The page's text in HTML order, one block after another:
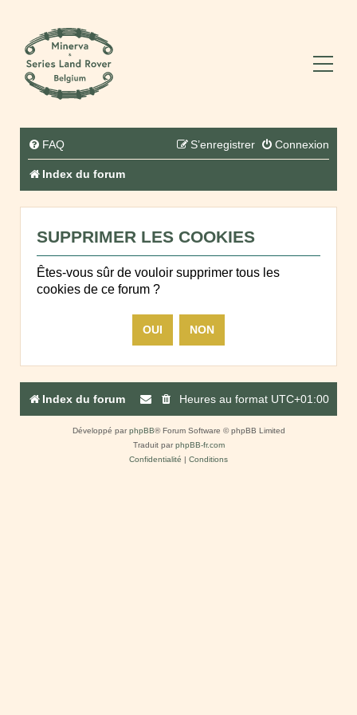
FAQ Connexion
S’enregistrer
Index du forum
SUPPRIMER LES COOKIES
Êtes-vous sûr de vouloir supprimer tous les
cookies de ce forum ?
Index du forum Heures au format UTC+01:00
Développé parphpBB® Forum Software © phpBB Limited
Traduit parphpBB-fr.com
Confidentialité | Conditions